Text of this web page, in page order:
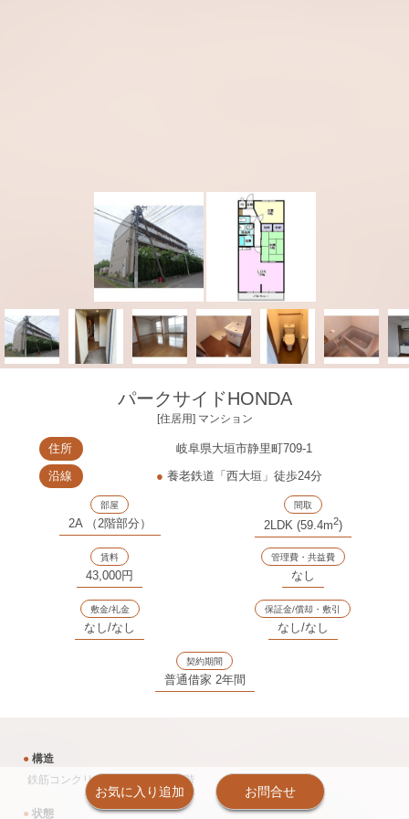
パークサイドHONDA
[住居用] マンション
住所
岐阜県大垣市静里町709-1
沿線
● 養老鉄道「西大垣」徒歩24分
部屋 間取
2A （2階部分） 2LDK (59.4m2)
賃料 管理費・共益費
43,000円 なし
敷金/礼金 保証金/償却・敷引
なし/なし なし/なし
契約期間
普通借家 2年間
● 構造
鉄筋コンクリート造 20戸 地上4階
● 状態
お気に入り追加 お問合せ